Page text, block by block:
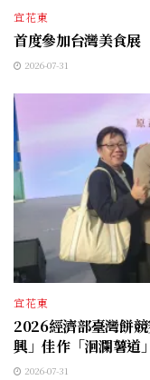
宜花東
首度參加台灣美食
2026-07-31
宜花東
2026經濟部臺灣餅
興」佳作「洄瀾薯道」
2026-07-31